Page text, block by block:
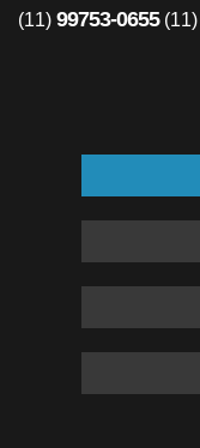
(11) 99753-0655 (11)